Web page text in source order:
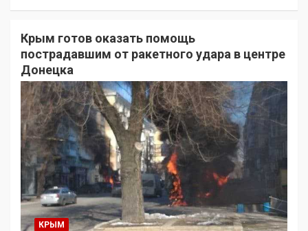
Крым готов оказать помощь
пострадавшим от ракетного удара в центре
Донецка
КРЫМ